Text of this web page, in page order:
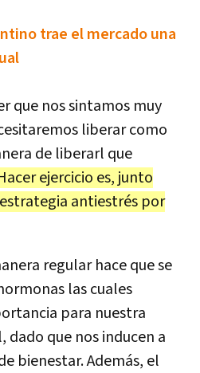
trae el mercado una
que nos sintamos muy
liberar como
de liberarl que
ejercicio es, junto
antiestrés por
regular hace que se
las cuales
para nuestra
dado que nos inducen a
bienestar. Además, el